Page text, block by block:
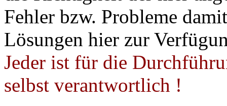
Fehler bzw. Probleme
Lösungen hier zur
Jeder ist für die
selbst verantwortlich !